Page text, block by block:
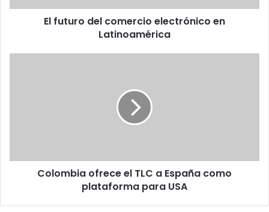
El futuro del comercio electrónico en
Latinoamérica
para
Colombia ofrece el TLC a España como
plataforma para USA